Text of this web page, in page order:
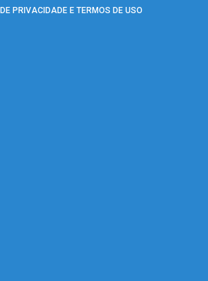
PRIVACIDADE E TERMOS DE USO